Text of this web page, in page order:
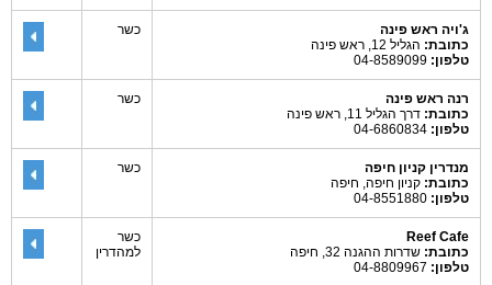
ג'ויה ראש פינה
כתובת: הגליל 12, ראש פינה
טלפון:
כשר
רנה ראש פינה
כתובת: דרך הגליל 11, ראש פינה
טלפון:
כשר
מנדרין קניון חיפה
כתובת: קניון חיפה, חיפה
טלפון:
כשר
Reef Cafe
כתובת: שדרות ההגנה 32, חיפה
טלפון:
כשר
למהדרין